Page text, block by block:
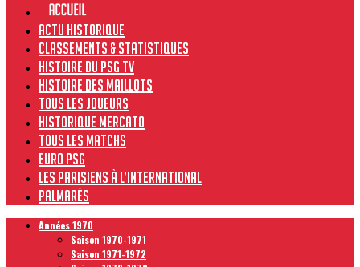
Actu historique
Classements & Statistiques
Histoire du PSG TV
Histoire des maillots
Tous les joueurs
Historique Mercato
Tous les matchs
Euro PSG
Les Parisiens à l’international
Palmarès
Années 1970
Saison 1970-1971
Saison 1971-1972